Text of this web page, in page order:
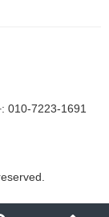
010-7223-1691